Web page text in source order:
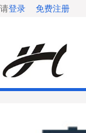
请登录 免费注册